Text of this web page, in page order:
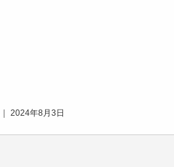
｜ 2024年8月3日